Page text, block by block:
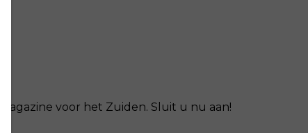
voor het Zuiden. Sluit u nu aan!